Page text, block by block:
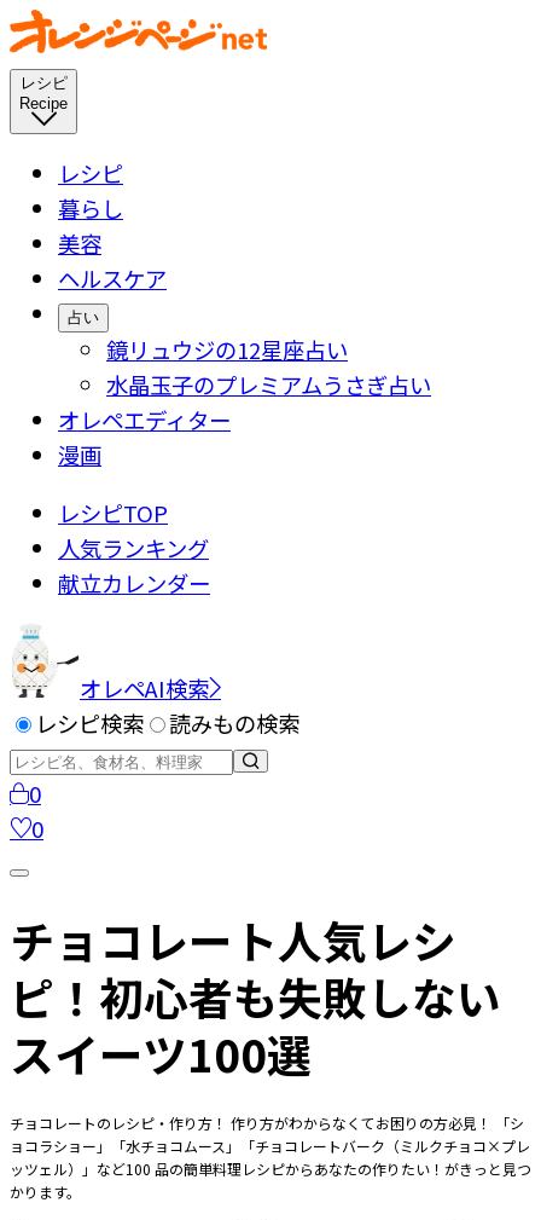
レシピ
Recipe
レシピ
暮らし
美容
ヘルスケア
占い
鏡リュウジの12星座占い
水晶玉子のプレミアムうさぎ占い
オレペエディター
漫画
レシピTOP
人気ランキング
献立カレンダー
オレペAI検索
レシピ検索
読みもの検索
0
0
チョコレート人気レシ
ピ！初心者も失敗しない
スイーツ100選
チョコレートのレシピ・作り方！ 作り方がわからなくてお困りの方必見！ 「シ
ョコラショー」「水チョコムース」「チョコレートバーク（ミルクチョコ×プレ
ッツェル）」など100 品の簡単料理レシピからあなたの作りたい！がきっと見つ
かります。